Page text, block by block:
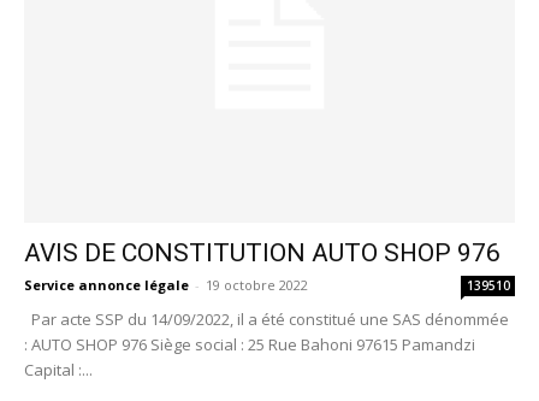
AVIS DE CONSTITUTION AUTO SHOP 976
Service annonce légale - 19 octobre 2022 139510
Par acte SSP du 14/09/2022, il a été constitué une SAS dénommée
: AUTO SHOP 976 Siège social : 25 Rue Bahoni 97615 Pamandzi
Capital :...